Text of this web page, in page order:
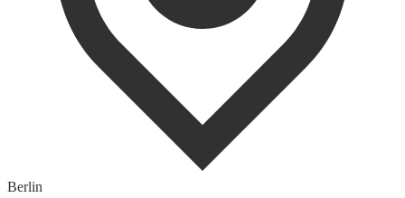
Berlin